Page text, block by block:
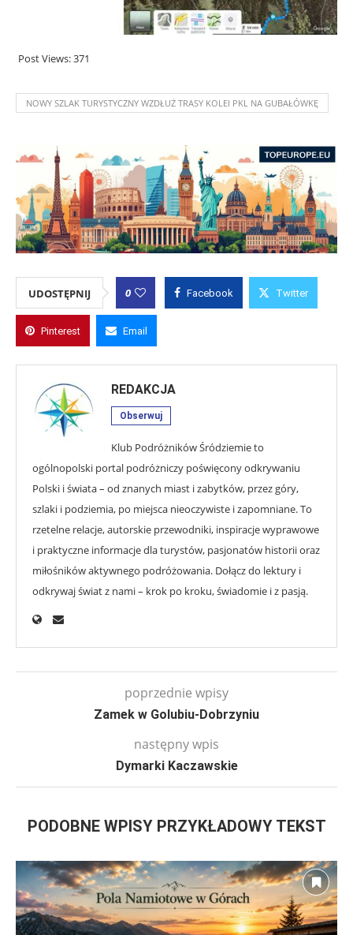
Post Views:371
NOWY SZLAK TURYSTYCZNY WZDŁUŻ TRASY KOLEI PKL NA GUBAŁÓWKĘ
UDOSTĘPNIJ 0 Facebook Twitter
Pinterest Email
REDAKCJA
Obserwuj
Klub Podróżników Śródziemie to
ogólnopolski portal podróżniczy poświęcony odkrywaniu
Polski i świata – od znanych miast i zabytków, przez góry,
szlaki i podziemia, po miejsca nieoczywiste i zapomniane. To
rzetelne relacje, autorskie przewodniki, inspiracje wyprawowe
i praktyczne informacje dla turystów, pasjonatów historii oraz
miłośników aktywnego podróżowania. Dołącz do lektury i
odkrywaj świat z nami – krok po kroku, świadomie i z pasją.
poprzednie wpisy
Zamek w Golubiu-Dobrzyniu
następny wpis
Dymarki Kaczawskie
PODOBNE WPISY PRZYKŁADOWY TEKST